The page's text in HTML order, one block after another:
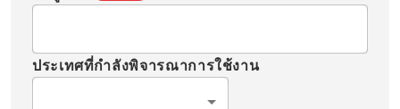
ประเทศที่กำลังพิจารณาการใช้งาน